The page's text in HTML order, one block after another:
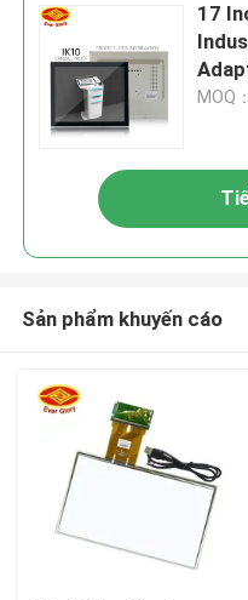
17
từ xa
MOQ
Sản phẩm khuyến cáo